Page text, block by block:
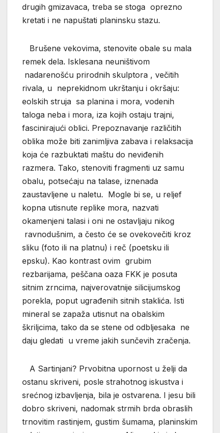
drugih gmizavaca, treba se stoga oprezno
kretati i ne napuštati planinsku stazu.
Brušene vekovima, stenovite obale su mala
remek dela. Isklesana neuništivom
nadarenošću prirodnih skulptora , večitih
rivala, u neprekidnom ukrštanju i okršaju:
eolskih struja sa planina i mora, vodenih
taloga neba i mora, iza kojih ostaju trajni,
fascinirajući oblici. Prepoznavanje različitih
oblika može biti zanimljiva zabava i relaksacija
koja će razbuktati maštu do neviđenih
razmera. Tako, stenoviti fragmenti uz samu
obalu, potsećaju na talase, iznenada
zaustavljene u naletu. Mogle bi se, u reljef
kopna utisnute replike mora, nazvati
okamenjeni talasi i oni ne ostavljaju nikog
ravnodušnim, a često će se ovekovečiti kroz
sliku (foto ili na platnu) i reč (poetsku ili
epsku). Kao kontrast ovim grubim
rezbarijama, peščana oaza FKK je posuta
sitnim zrncima, najverovatnije silicijumskog
porekla, poput ugrađenih sitnih staklića. Isti
mineral se zapaža utisnut na obalskim
škriljcima, tako da se stene od odbljesaka ne
daju gledati u vreme jakih sunčevih zračenja.
A Sartinjani? Prvobitna upornost u želji da
ostanu skriveni, posle strahotnog iskustva i
srećnog izbavljenja, bila je ostvarena. I jesu bili
dobro skriveni, nadomak strmih brda obraslih
trnovitim rastinjem, gustim šumama, planinskim